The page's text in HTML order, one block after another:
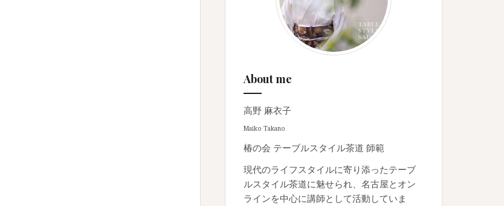
About me
高野 麻衣子
Maiko Takano
椿の会 テーブルスタイル茶道 師範
現代のライフスタイルに寄り添ったテーブ
ルスタイル茶道に魅せられ、名古屋とオン
ラインを中心に講師として活動していま